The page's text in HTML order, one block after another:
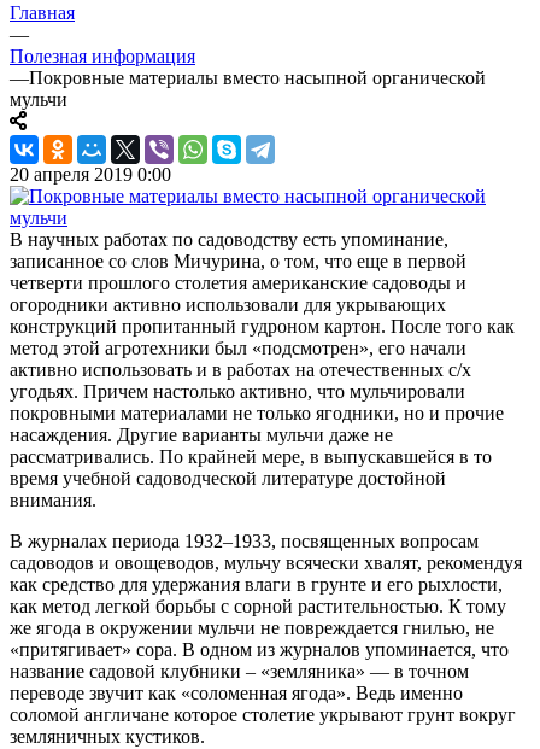
Главная
—
Полезная информация
—Покровные материалы вместо насыпной органической
мульчи
20 апреля 2019 0:00
В научных работах по садоводству есть упоминание,
записанное со слов Мичурина, о том, что еще в первой
четверти прошлого столетия американские садоводы и
огородники активно использовали для укрывающих
конструкций пропитанный гудроном картон. После того как
метод этой агротехники был «подсмотрен», его начали
активно использовать и в работах на отечественных с/х
угодьях. Причем настолько активно, что мульчировали
покровными материалами не только ягодники, но и прочие
насаждения. Другие варианты мульчи даже не
рассматривались. По крайней мере, в выпускавшейся в то
время учебной садоводческой литературе достойной
внимания.
В журналах периода 1932–1933, посвященных вопросам
садоводов и овощеводов, мульчу всячески хвалят, рекомендуя
как средство для удержания влаги в грунте и его рыхлости,
как метод легкой борьбы с сорной растительностью. К тому
же ягода в окружении мульчи не повреждается гнилью, не
«притягивает» сора. В одном из журналов упоминается, что
название садовой клубники – «земляника» — в точном
переводе звучит как «соломенная ягода». Ведь именно
соломой англичане которое столетие укрывают грунт вокруг
земляничных кустиков.